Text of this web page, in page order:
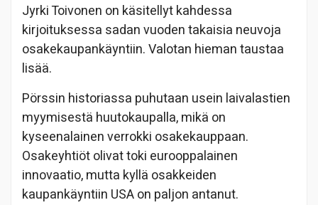
Jyrki Toivonen on käsitellyt kahdessa
kirjoituksessa sadan vuoden takaisia neuvoja
osakekaupankäyntiin. Valotan hieman taustaa
lisää.
Pörssin historiassa puhutaan usein laivalastien
myymisestä huutokaupalla, mikä on
kyseenalainen verrokki osakekauppaan.
Osakeyhtiöt olivat toki eurooppalainen
innovaatio, mutta kyllä osakkeiden
kaupankäyntiin USA on paljon antanut.